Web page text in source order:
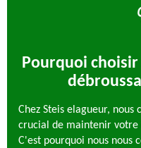
Pourquoi
Chez Steis elagueur,
crucial de maintenir
C'est pourquoi nous nous